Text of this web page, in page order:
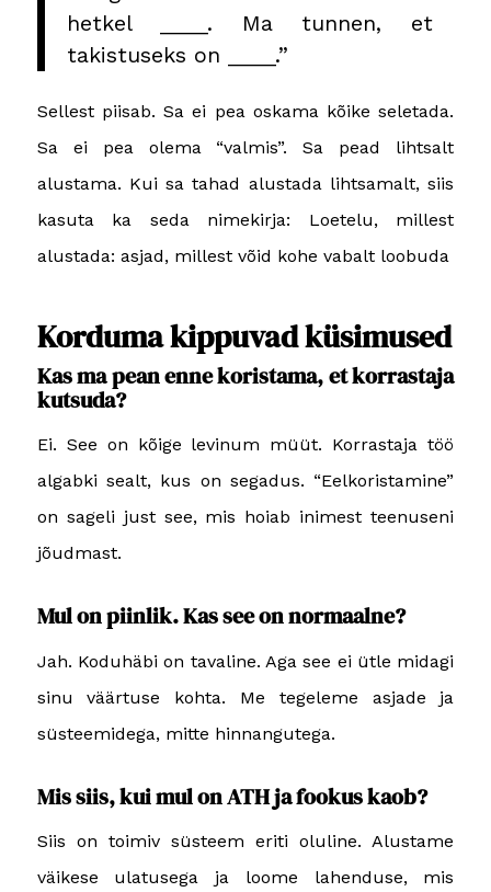
hetkel ____. Ma tunnen, et
takistuseks on ____.”
Sellest piisab. Sa ei pea oskama kõike seletada.
Sa ei pea olema “valmis”. Sa pead lihtsalt
alustama. Kui sa tahad alustada lihtsamalt, siis
kasuta ka seda nimekirja: Loetelu, millest
alustada: asjad, millest võid kohe vabalt loobuda
Korduma kippuvad küsimused
Kas ma pean enne koristama, et korrastaja
kutsuda?
Ei. See on kõige levinum müüt. Korrastaja töö
algabki sealt, kus on segadus. “Eelkoristamine”
on sageli just see, mis hoiab inimest teenuseni
jõudmast.
Mul on piinlik. Kas see on normaalne?
Jah. Koduhäbi on tavaline. Aga see ei ütle midagi
sinu väärtuse kohta. Me tegeleme asjade ja
süsteemidega, mitte hinnangutega.
Mis siis, kui mul on ATH ja fookus kaob?
Siis on toimiv süsteem eriti oluline. Alustame
väikese ulatusega ja loome lahenduse, mis